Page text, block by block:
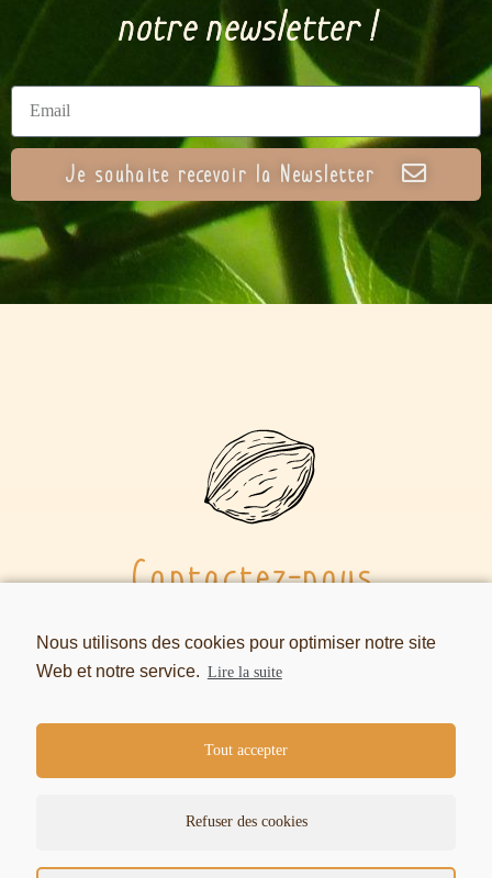
notre newsletter !
Je souhaite recevoir la Newsletter
Contactez-nous
tel :06 85 12 86 71
Nous utilisons des cookies pour optimiser notre site
Web et notre service. Lire la suite
Tout accepter
Refuser des cookies